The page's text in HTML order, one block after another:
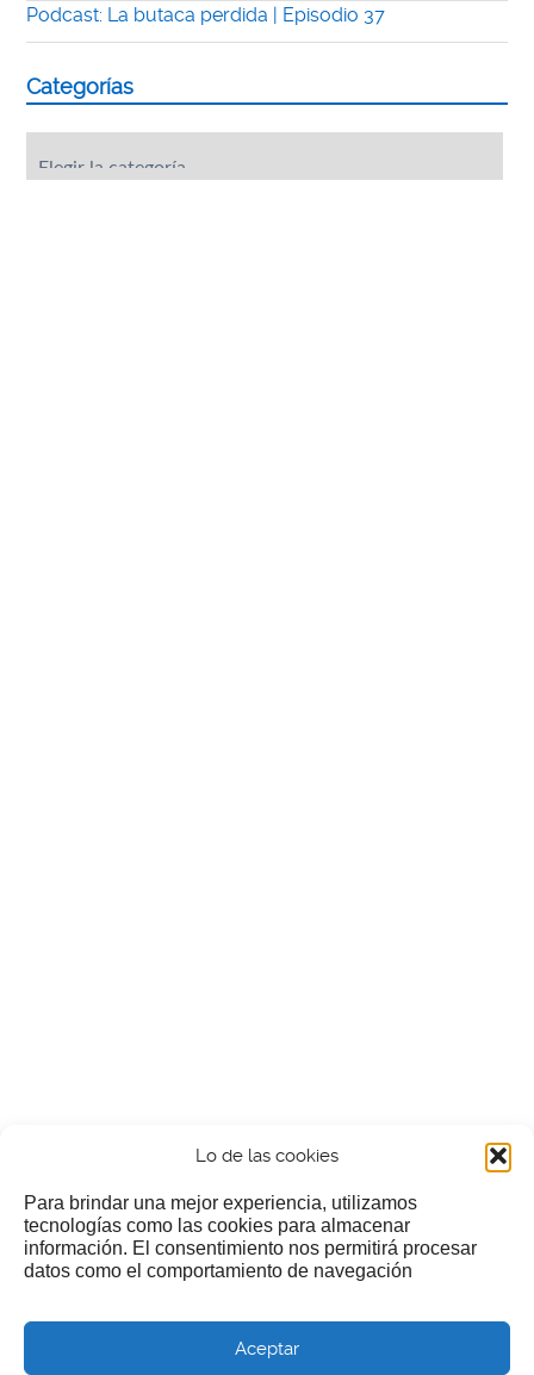
Lo de las cookies
Para brindar una mejor experiencia, utilizamos
tecnologías como las cookies para almacenar
información. El consentimiento nos permitirá procesar
datos como el comportamiento de navegación
Aceptar
Podcast: La butaca perdida | Episodio 37
Categorías
¿Nos invitas a un cafecillo?
Si te gusta nuestra web puedes echar limosna a estos